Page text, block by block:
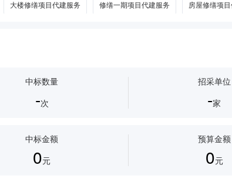
大楼修缮项目代建服务 修缮一期项目代建服务 房屋修缮项
中标数量
-次
招采单位
-家
中标金额
0元
预算金额
0元